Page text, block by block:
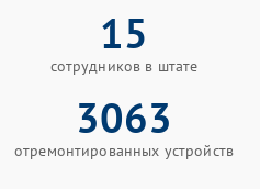
15
сотрудников в штате
3063
отремонтированных устройств